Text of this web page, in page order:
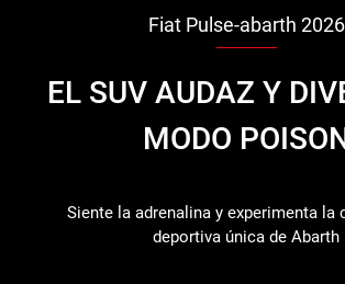
Fiat Pulse-abarth 2026
EL SUV AUDAZ Y
MODO
Siente la adrenalina y experimenta la
deportiva única de Abarth